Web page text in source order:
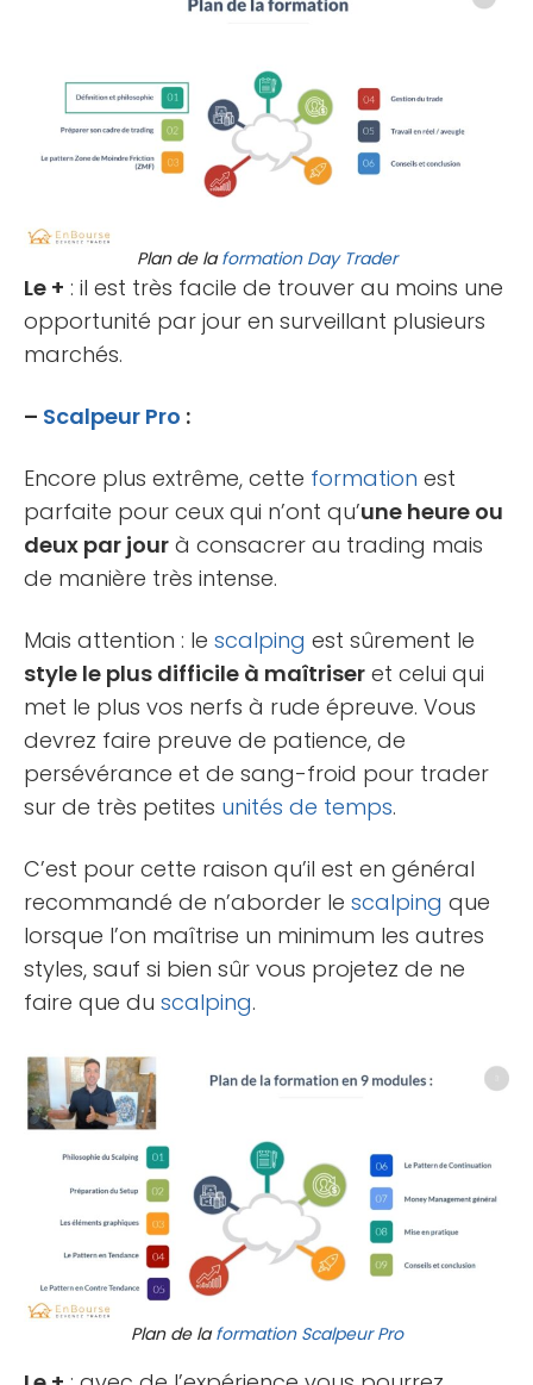
Plan de laformation Day Trader
Le + : il est très facile de trouver au moins une
opportunité par jour en surveillant plusieurs
marchés.
– Scalpeur Pro :
Encore plus extrême, cette formation est
parfaite pour ceux qui n’ont qu’une heure ou
deux par jour à consacrer au trading mais
de manière très intense.
Mais attention : le scalping est sûrement le
style le plus difficile à maîtriser et celui qui
met le plus vos nerfs à rude épreuve. Vous
devrez faire preuve de patience, de
persévérance et de sang-froid pour trader
sur de très petites unités de temps.
C’est pour cette raison qu’il est en général
recommandé de n’aborder le scalping que
lorsque l’on maîtrise un minimum les autres
styles, sauf si bien sûr vous projetez de ne
faire que du scalping.
Plan de laformation Scalpeur Pro